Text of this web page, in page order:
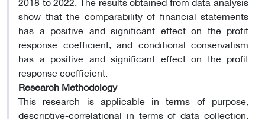
show that the comparability of financial statements
has a positive and significant effect on the profit
response coefficient, and conditional conservatism
has a positive and significant effect on the profit
response coefficient.
Research Methodology
This research is applicable in terms of purpose,
descriptive-correlational in terms of data collection,